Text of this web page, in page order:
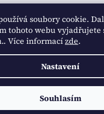
soubory cookie.
tohoto webu vyjadřujete
Více informacízde.
Nastavení
Souhlasím
Vytvořil Shoptet
2026Profimašiny.cz.
vyhrazena.